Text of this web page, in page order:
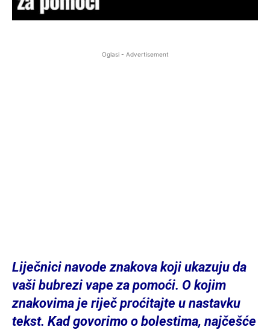
Oglasi - Advertisement
Liječnici navode znakova koji ukazuju da
vaši bubrezi vape za pomoći. O kojim
znakovima je riječ proćitajte u nastavku
tekst. Kad govorimo o bolestima, najčešće